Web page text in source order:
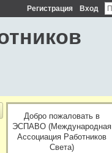
Регистрация Вход
Добро пожаловать в
ЭСПАВО (Международная
Ассоциация Работников
Света)